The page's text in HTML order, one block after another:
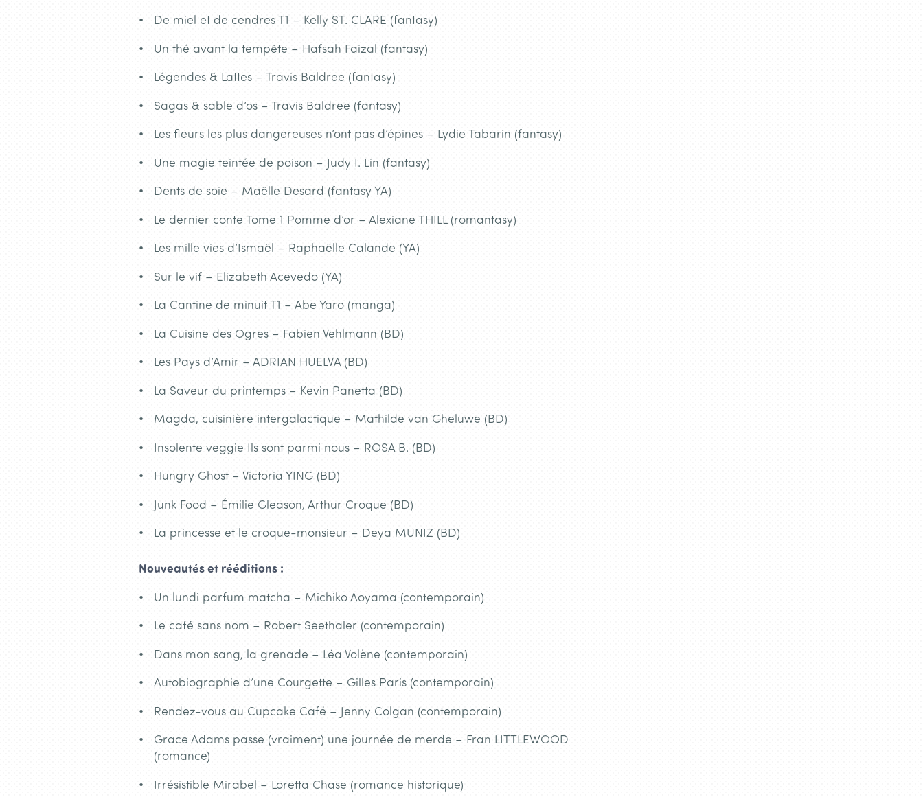
De miel et de cendres T1 – Kelly ST. CLARE (fantasy)
Un thé avant la tempête – Hafsah Faizal (fantasy)
Légendes & Lattes – Travis Baldree (fantasy)
Sagas & sable d’os – Travis Baldree (fantasy)
Les fleurs les plus dangereuses n’ont pas d’épines – Lydie Tabarin (fantasy)
Une magie teintée de poison – Judy I. Lin (fantasy)
Dents de soie – Maëlle Desard (fantasy YA)
Le dernier conte Tome 1 Pomme d’or – Alexiane THILL (romantasy)
Les mille vies d’Ismaël – Raphaëlle Calande (YA)
Sur le vif – Elizabeth Acevedo (YA)
La Cantine de minuit T1 – Abe Yaro (manga)
La Cuisine des Ogres – Fabien Vehlmann (BD)
Les Pays d’Amir – ADRIAN HUELVA (BD)
La Saveur du printemps – Kevin Panetta (BD)
Magda, cuisinière intergalactique – Mathilde van Gheluwe (BD)
Insolente veggie Ils sont parmi nous – ROSA B. (BD)
Hungry Ghost – Victoria YING (BD)
Junk Food – Émilie Gleason, Arthur Croque (BD)
La princesse et le croque-monsieur – Deya MUNIZ (BD)
Nouveautés et rééditions :
Un lundi parfum matcha – Michiko Aoyama (contemporain)
Le café sans nom – Robert Seethaler (contemporain)
Dans mon sang, la grenade – Léa Volène (contemporain)
Autobiographie d’une Courgette – Gilles Paris (contemporain)
Rendez-vous au Cupcake Café – Jenny Colgan (contemporain)
Grace Adams passe (vraiment) une journée de merde – Fran LITTLEWOOD
(romance)
Irrésistible Mirabel – Loretta Chase (romance historique)